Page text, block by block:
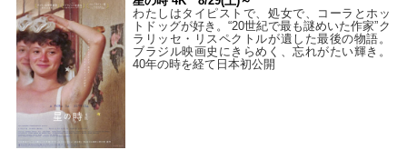
わたしはタイピストで、処⼥で、コーラとホッ
トドッグが好き。“20世紀で最も謎めいた作家”ク
ラリッセ・リスペクトルが遺した最後の物語。
ブラジル映画史にきらめく、忘れがたい輝き。
40年の時を経て⽇本初公開